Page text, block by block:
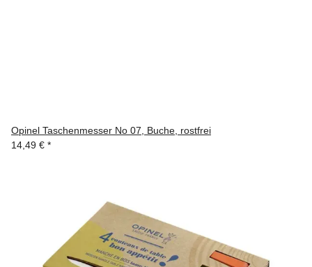
Opinel Taschenmesser No 07, Buche, rostfrei
14,49 € *